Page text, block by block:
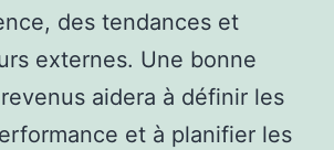
des tendances et
externes. Une bonne
aidera à définir les
et à planifier les